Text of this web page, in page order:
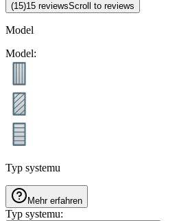
(15)15 reviewsScroll to reviews
Model
Model:
Typ systemu
Mehr erfahren
Typ systemu: